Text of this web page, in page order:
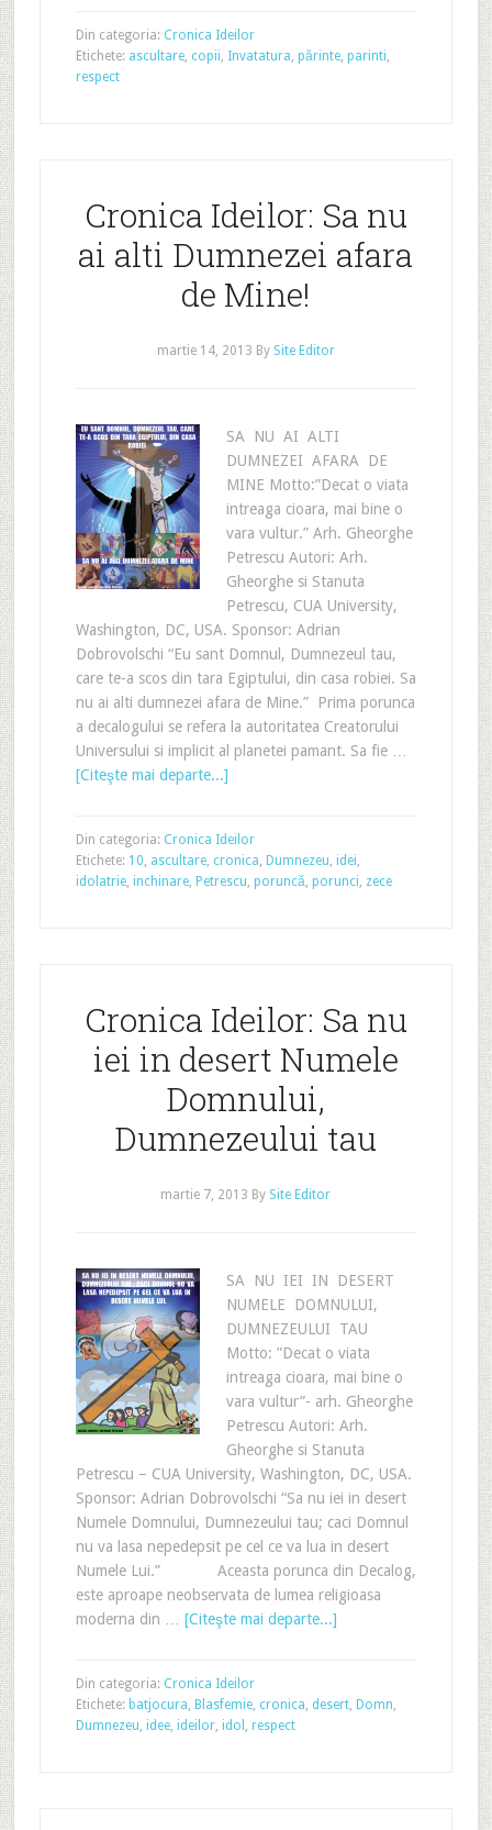
Din categoria: Cronica Ideilor
Etichete: ascultare, copii, Invatatura, părinte, parinti,
respect
Cronica Ideilor: Sa nu
ai alti Dumnezei afara
de Mine!
martie 14, 2013 By Site Editor
SA NU AI ALTI
DUMNEZEI AFARA DE
MINE Motto:”Decat o viata
intreaga cioara, mai bine o
vara vultur.” Arh. Gheorghe
Petrescu Autori: Arh.
Gheorghe si Stanuta
Petrescu, CUA University,
Washington, DC, USA. Sponsor: Adrian
Dobrovolschi “Eu sant Domnul, Dumnezeul tau,
care te-a scos din tara Egiptului, din casa robiei. Sa
nu ai alti dumnezei afara de Mine.” Prima porunca
a decalogului se refera la autoritatea Creatorului
Universului si implicit al planetei pamant. Sa fie …
[Citeşte mai departe...]
Din categoria: Cronica Ideilor
Etichete: 10, ascultare, cronica, Dumnezeu, idei,
idolatrie, inchinare, Petrescu, poruncă, porunci, zece
Cronica Ideilor: Sa nu
iei in desert Numele
Domnului,
Dumnezeului tau
martie 7, 2013 By Site Editor
SA NU IEI IN DESERT
NUMELE DOMNULUI,
DUMNEZEULUI TAU
Motto: ”Decat o viata
intreaga cioara, mai bine o
vara vultur”- arh. Gheorghe
Petrescu Autori: Arh.
Gheorghe si Stanuta
Petrescu – CUA University, Washington, DC, USA.
Sponsor: Adrian Dobrovolschi “Sa nu iei in desert
Numele Domnului, Dumnezeului tau; caci Domnul
nu va lasa nepedepsit pe cel ce va lua in desert
Numele Lui.” Aceasta porunca din Decalog,
este aproape neobservata de lumea religioasa
moderna din … [Citeşte mai departe...]
Din categoria: Cronica Ideilor
Etichete: batjocura, Blasfemie, cronica, desert, Domn,
Dumnezeu, idee, ideilor, idol , respect